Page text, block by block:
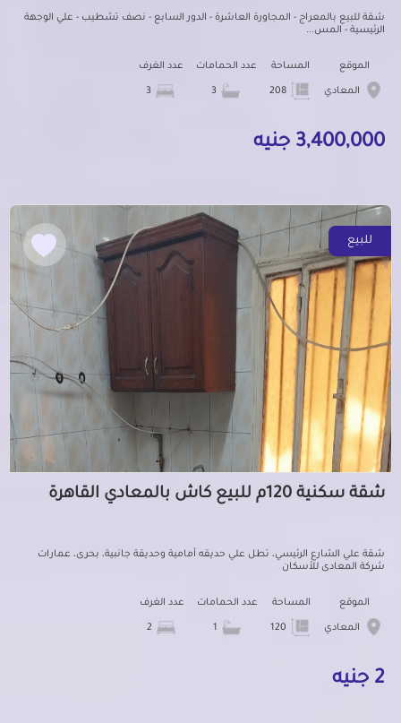
شقة للبيع بالمعراج - المجاورة العاشرة - الدور السابع - نصف تشطيب - علي الوجهة
الرئيسية - المس...
الموقع
المعادي
المساحة عدد الحمامات عدد الغرف
3,400,000 جنيه
للبيع
شقة سكنية 120م للبيع كاش بالمعادي القاهرة
شقة علي الشارع الرئيسي، تطل علي حديقه أمامية وحديقة جانبية، بحرى، عمارات
شركة المعادى للأسكان
الموقع
المعادي
المساحة عدد الحمامات عدد الغرف
2 جنيه